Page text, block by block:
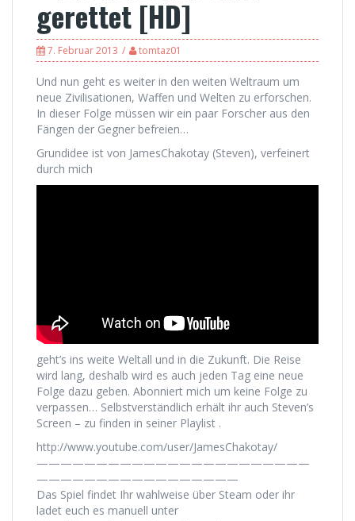
gerettet [HD]
7. Februar 2013 tomtaz01
Und nun geht es weiter in den weiten Weltraum um
neue Zivilisationen, Waffen und Welten zu erforschen.
In dieser Folge müssen wir ein paar Forscher aus den
Fängen der Gegner befreien…
Grundidee ist von JamesChakotay (Steven), verfeinert
durch mich
geht’s ins weite Weltall und in die Zukunft. Die Reise
wird lang, deshalb wird es auch jeden Tag eine neue
Folge dazu geben. Abonniert mich um keine Folge zu
verpassen… Selbstverständlich erhält ihr auch Steven’s
Screen – zu finden in seiner Playlist .
http://www.youtube.com/user/JamesChakotay/
———————————————————————
—————————————————
Das Spiel findet Ihr wahlweise über Steam oder ihr
ladet euch es manuell unter